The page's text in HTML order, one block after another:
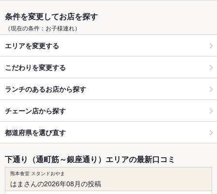
条件を変更してお店を探す
（現在の条件：お子様連れ）
エリアを変更する
こだわりを変更する
ランチのあるお店から探す
チェーン店から探す
都道府県を選び直す
下通り（通町筋～銀座通り）エリアの最新口コミ
熊本食堂 スタンドおやま
はまさんの2026年08月の投稿